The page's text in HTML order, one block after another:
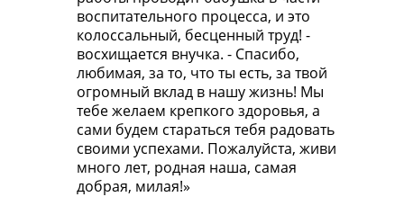
воспитательного процесса, и это
колоссальный, бесценный труд! -
восхищается внучка. - Спасибо,
любимая, за то, что ты есть, за твой
огромный вклад в нашу жизнь! Мы
тебе желаем крепкого здоровья, а
сами будем стараться тебя радовать
своими успехами. Пожалуйста, живи
много лет, родная наша, самая
добрая, милая!»